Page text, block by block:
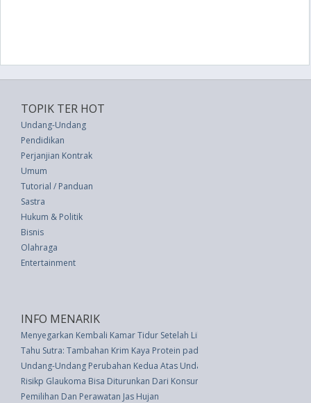
TOPIK TER HOT
Undang-Undang
Pendidikan
Perjanjian Kontrak
Umum
Tutorial / Panduan
Sastra
Hukum & Politik
Bisnis
Olahraga
Entertainment
INFO MENARIK
Menyegarkan Kembali Kamar Tidur Setelah Liburan
Tahu Sutra: Tambahan Krim Kaya Protein pada Hidangan Favorit Anda
Undang-Undang Perubahan Kedua Atas Undang-undang Nomor 14
Risikp Glaukoma Bisa Diturunkan Dari Konsumsi Sayuran Berdaun Hijau
Pemilihan Dan Perawatan Jas Hujan